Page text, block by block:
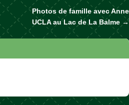
articles
Photos de famille avec Anne
UCLA au Lac de La Balme →